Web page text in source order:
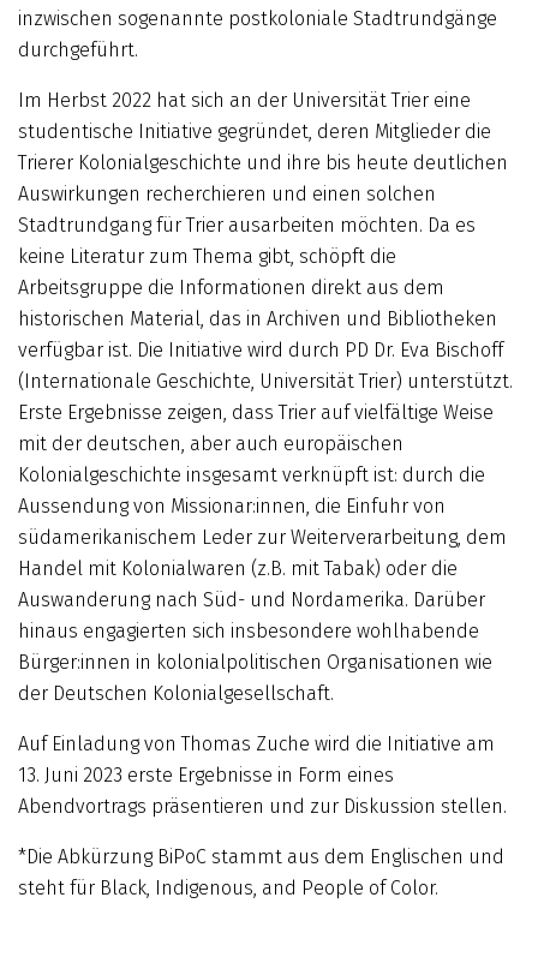
inzwischen sogenannte postkoloniale Stadtrundgänge
durchgeführt.
Im Herbst 2022 hat sich an der Universität Trier eine
studentische Initiative gegründet, deren Mitglieder die
Trierer Kolonialgeschichte und ihre bis heute deutlichen
Auswirkungen recherchieren und einen solchen
Stadtrundgang für Trier ausarbeiten möchten. Da es
keine Literatur zum Thema gibt, schöpft die
Arbeitsgruppe die Informationen direkt aus dem
historischen Material, das in Archiven und Bibliotheken
verfügbar ist. Die Initiative wird durch PD Dr. Eva Bischoff
(Internationale Geschichte, Universität Trier) unterstützt.
Erste Ergebnisse zeigen, dass Trier auf vielfältige Weise
mit der deutschen, aber auch europäischen
Kolonialgeschichte insgesamt verknüpft ist: durch die
Aussendung von Missionar:innen, die Einfuhr von
südamerikanischem Leder zur Weiterverarbeitung, dem
Handel mit Kolonialwaren (z.B. mit Tabak) oder die
Auswanderung nach Süd- und Nordamerika. Darüber
hinaus engagierten sich insbesondere wohlhabende
Bürger:innen in kolonialpolitischen Organisationen wie
der Deutschen Kolonialgesellschaft.
Auf Einladung von Thomas Zuche wird die Initiative am
13. Juni 2023 erste Ergebnisse in Form eines
Abendvortrags präsentieren und zur Diskussion stellen.
*Die Abkürzung BiPoC stammt aus dem Englischen und
steht für Black, Indigenous, and People of Color.